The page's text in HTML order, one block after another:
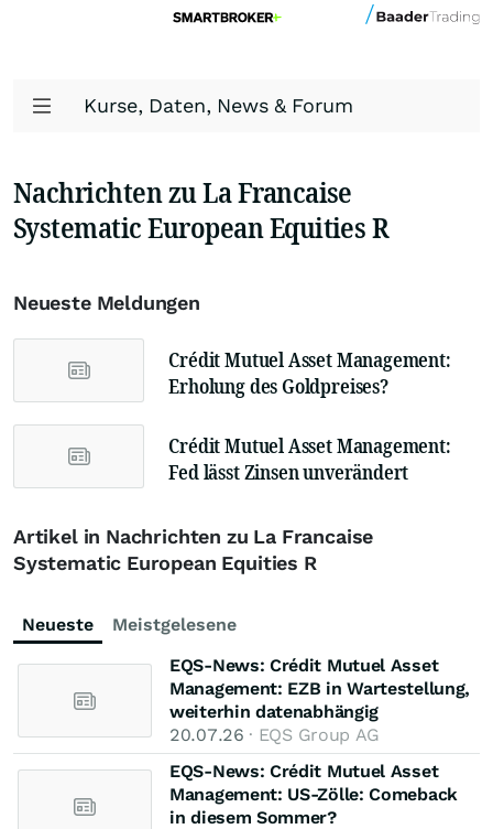
Kurse, Daten, News & Forum
Nachrichten zu La Francaise
Systematic European Equities R
Neueste Meldungen
Crédit Mutuel Asset Management:
Erholung des Goldpreises?
Crédit Mutuel Asset Management:
Fed lässt Zinsen unverändert
Artikel in Nachrichten zu La Francaise
Systematic European Equities R
Neueste
Meistgelesene
EQS-News: Crédit Mutuel Asset
Management: EZB in Wartestellung,
weiterhin datenabhängig
20.07.26 · EQS Group AG
EQS-News: Crédit Mutuel Asset
Management: US-Zölle: Comeback
in diesem Sommer?